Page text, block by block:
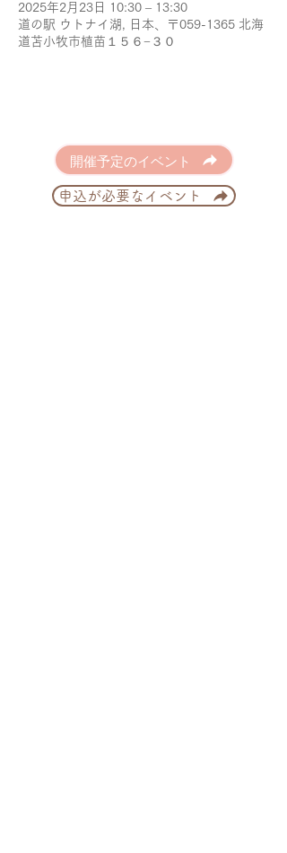
2025年2月23日 10:30 – 13:30
道の駅 ウトナイ湖, 日本、〒059-1365 北海
道苫小牧市植苗１５６−３０
開催予定のイベント
申込が必要なイベント